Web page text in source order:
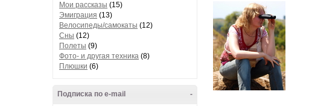
Мои рассказы (15)
Эмиграция (13)
Велосипеды/самокаты (12)
Сны (12)
Полеты (9)
Фото- и другая техника (8)
Плюшки (6)
-
Подписка по e-mail